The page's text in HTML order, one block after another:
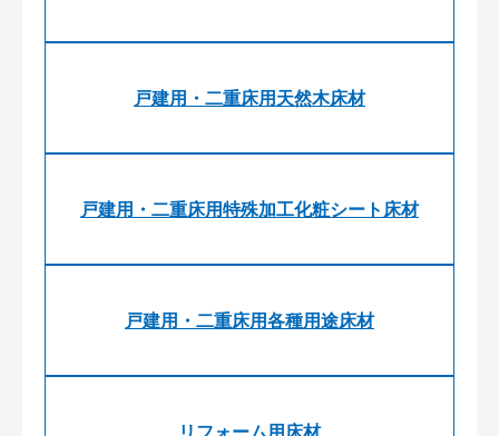
戸建用・二重床用天然木床材
戸建用・二重床用特殊加工化粧シート床材
戸建用・二重床用各種用途床材